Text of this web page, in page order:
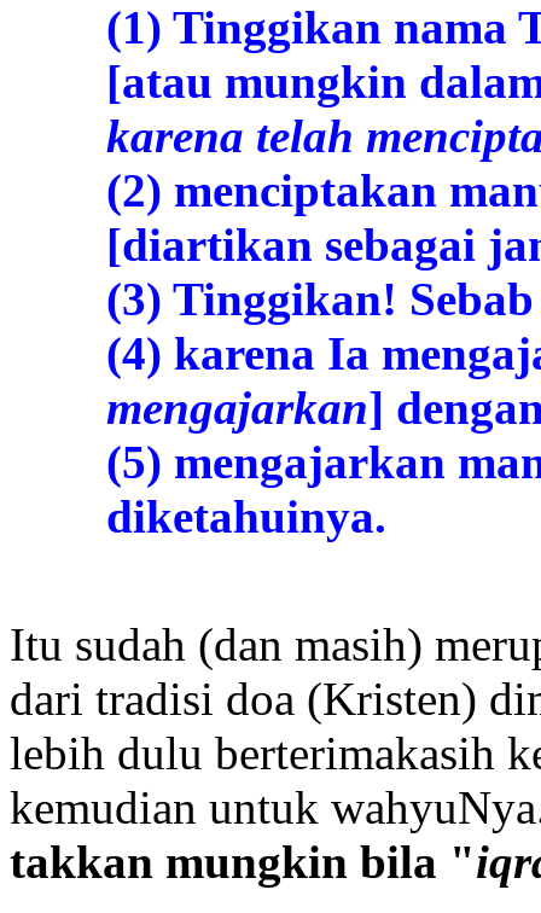
(1) Tinggikan nama
[atau mungkin
karena telah
(2) menciptakan
[diartikan sebagai
(3) Tinggikan!
(4) karena Ia
mengajarkan]
(5) mengajarkan
diketahuinya.
Itu sudah (dan masih)
dari tradisi doa (Kristen)
lebih dulu berterimakasih
kemudian untuk
takkan mungkin bila "